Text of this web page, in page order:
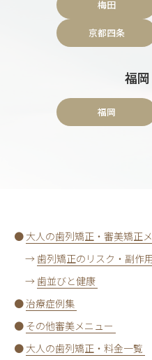
梅田
京都四条
福
福岡
● 大人の歯列矯正・審美矯正
→ 歯列矯正のリスク・副作
→ 歯並びと健康
●治療症例集
● その他審美メニュー
● 大人の歯列矯正・料金一覧